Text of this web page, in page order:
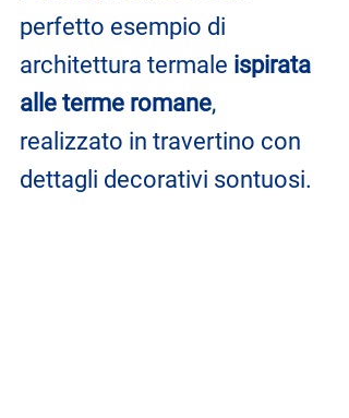
perfetto esempio di
architettura termale ispirata
alle terme romane,
realizzato in travertino con
dettagli decorativi sontuosi.